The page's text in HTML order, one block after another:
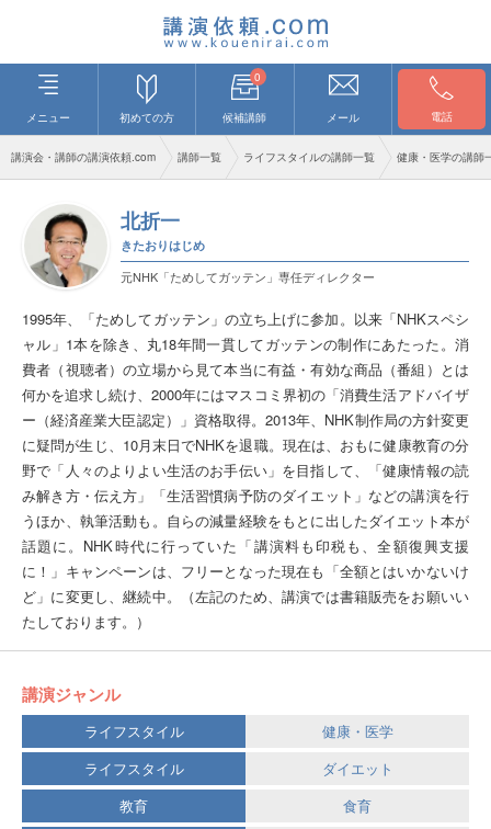
メニュー 初めての方
0
候補講師 メール 電話
講演会・講師の講演依頼.com 講師一覧 ライフスタイルの講師一覧 健康・医学の講師
北折一
きたおりはじめ
元NHK「ためしてガッテン」専任ディレクター
1995年、「ためしてガッテン」の立ち上げに参加。以来「NHKスペシ
ャル」1本を除き、丸18年間一貫してガッテンの制作にあたった。消
費者（視聴者）の立場から見て本当に有益・有効な商品（番組）とは
何かを追求し続け、2000年にはマスコミ界初の「消費生活アドバイザ
ー（経済産業大臣認定）」資格取得。2013年、NHK制作局の方針変更
に疑問が生じ、10月末日でNHKを退職。現在は、おもに健康教育の分
野で「人々のよりよい生活のお手伝い」を目指して、「健康情報の読
み解き方・伝え方」「生活習慣病予防のダイエット」などの講演を行
うほか、執筆活動も。自らの減量経験をもとに出したダイエット本が
話題に。NHK時代に行っていた「講演料も印税も、全額復興支援
に！」キャンペーンは、フリーとなった現在も「全額とはいかないけ
ど」に変更し、継続中。（左記のため、講演では書籍販売をお願いい
たしております。）
講演ジャンル
ライフスタイル
健康・医学
ライフスタイル
ダイエット
教育
食育